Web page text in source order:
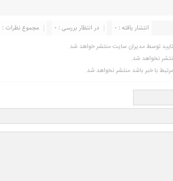
مجموع نظرات : 0 در انتظار بررسی : 0 انتشار یافته : ۰
توسط مدیران سایت منتشر خواهد شد.
نخواهد شد.
مرتبط با خبر باشد منتشر نخواهد شد.